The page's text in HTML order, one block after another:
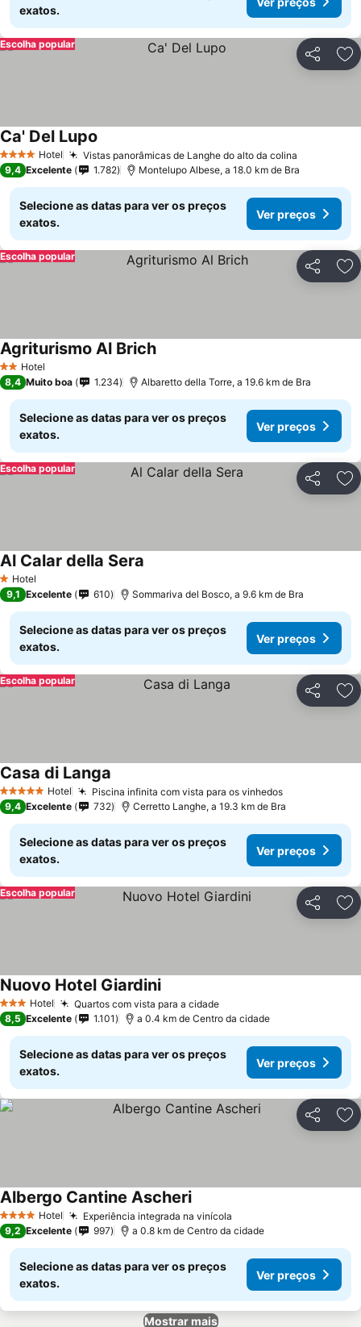
exatos.
Partilhar
Escolha popular
4 EstrelasHotel Vistas panorâmicas de Langhe do alto da colina
Ca' Del Lupo
9,4 Excelente 1.782 Montelupo Albese, a 18.0 km de Bra
Selecione as datas para ver os preços
exatos.
Ver preços
Partilhar
Escolha popular
2 Estrelas
Hotel
Agriturismo Al Brich
8,4 Muito boa 1.234 Albaretto della Torre, a 19.6 km de Bra
Selecione as datas para ver os preços
exatos.
Ver preços
Partilhar
Escolha popular
1 Estrelas
Hotel
Al Calar della Sera
9,1 Excelente 610 Sommariva del Bosco, a 9.6 km de Bra
Selecione as datas para ver os preços
exatos.
Ver preços
Partilhar
Escolha popular
5 Estrelas Hotel Piscina infinita com vista para os vinhedos
Casa di Langa
9,4 Excelente 732 Cerretto Langhe, a 19.3 km de Bra
Selecione as datas para ver os preços
exatos.
Ver preços
Partilhar
Escolha popular
3 EstrelasHotel Quartos com vista para a cidade
Nuovo Hotel Giardini
8,5 Excelente 1.101 a 0.4 km de Centro da cidade
Selecione as datas para ver os preços
exatos.
Ver preços
Partilhar
4 EstrelasHotel Experiência integrada na vinícola
Albergo Cantine Ascheri
9,2 Excelente 997 a 0.8 km de Centro da cidade
Selecione as datas para ver os preços
exatos.
Ver preços
Mostrar mais